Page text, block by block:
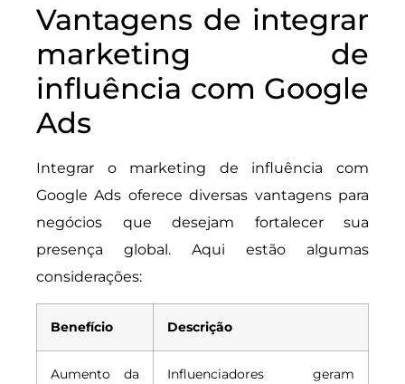
Vantagens de integrar
marketing de
influência com Google
Ads
Integrar o marketing de influência com
Google Ads oferece diversas vantagens para
negócios que desejam fortalecer sua
presença global. Aqui estão algumas
considerações:
Benefício Descrição
Aumento da
Influenciadores geram